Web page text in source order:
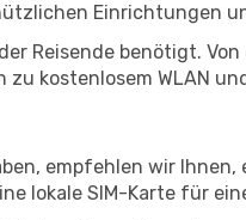
Einrichtungen
Reisende benötigt.
kostenlosem WLAN
empfehlen wir
lokale SIM-Karte für